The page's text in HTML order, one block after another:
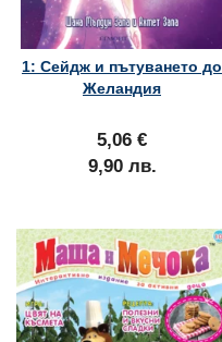
1: Сейдж и пътуването до
Желандия
5,06 €
9,90 лв.